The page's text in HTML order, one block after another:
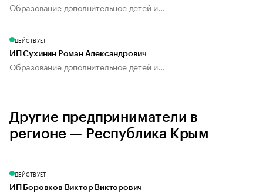
Образование дополнительное детей и...
ДЕЙСТВУЕТ
ИП Сухинин Роман Александрович
Образование дополнительное детей и...
Другие предприниматели в
регионе — Республика Крым
ДЕЙСТВУЕТ
ИП Боровков Виктор Викторович